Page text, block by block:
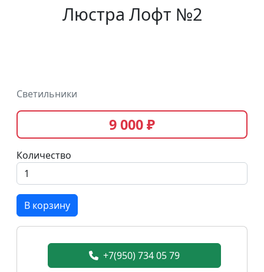
Люстра Лофт №2
Светильники
9 000 ₽
Количество
В корзину
+7(950) 734 05 79